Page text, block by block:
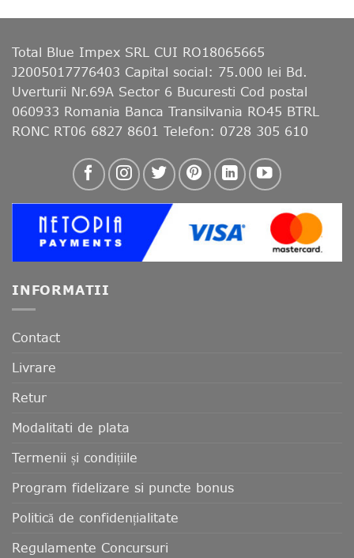
Total Blue Impex SRL CUI RO18065665
J2005017776403 Capital social: 75.000 lei Bd.
Uverturii Nr.69A Sector 6 Bucuresti Cod postal
060933 Romania Banca Transilvania RO45 BTRL
RONC RT06 6827 8601 Telefon: 0728 305 610
INFORMATII
Contact
Livrare
Retur
Modalitati de plata
Termenii și condițiile
Program fidelizare si puncte bonus
Politică de confidențialitate
Regulamente Concursuri